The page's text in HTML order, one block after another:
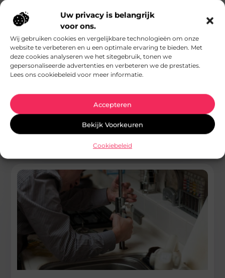
Uw privacy is belangrijk
voor ons.
Wij gebruiken cookies en vergelijkbare technologieën om onze
website te verbeteren en u een optimale ervaring te bieden. Met
deze cookies analyseren we het sitegebruik, tonen we
gepersonaliseerde advertenties en verbeteren we de prestaties.
Lees ons cookiebeleid voor meer informatie.
Accepteren
Bekijk Voorkeuren
Cookiebeleid
Een betrouwbaar kabeldraagsysteem voor elke
Goed artikel? Deel hem dan op: Share on X (Twitter) Share on
Facebook Share on Pinterest Share on LinkedIn Share
Dienstverlening